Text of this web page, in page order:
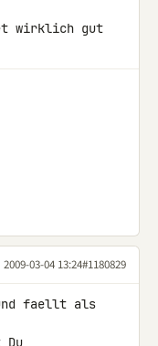
wirklich gut
2009-03-04 13:24#1180829
faellt als